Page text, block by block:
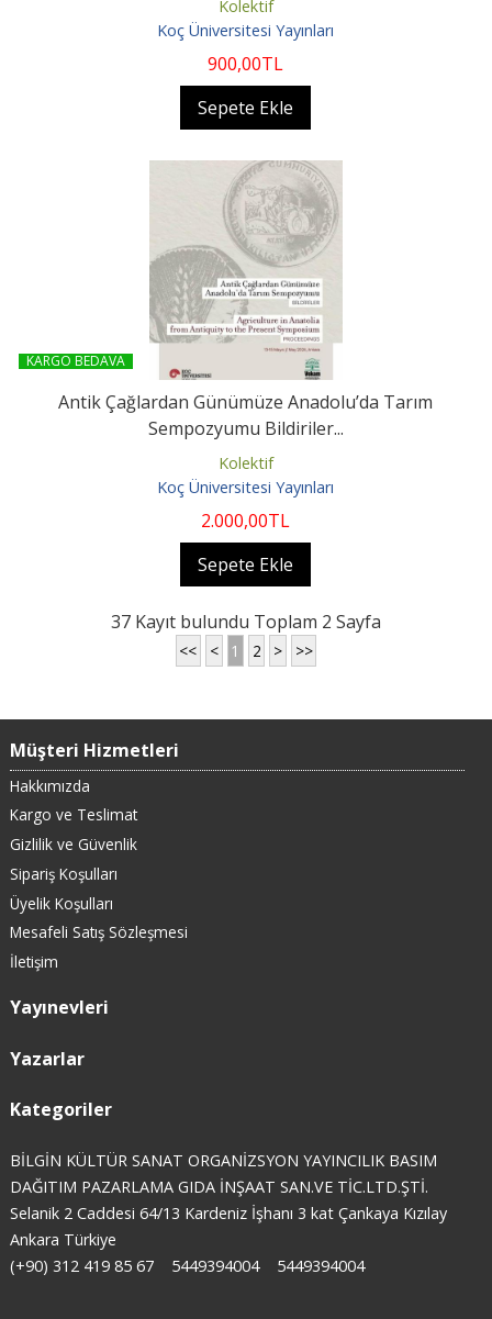
Kolektif
Koç Üniversitesi Yayınları
900,00TL
Sepete Ekle
KARGO BEDAVA
Antik Çağlardan Günümüze Anadolu’da Tarım
Sempozyumu Bildiriler...
Kolektif
Koç Üniversitesi Yayınları
2.000,00TL
Sepete Ekle
37 Kayıt bulundu Toplam 2 Sayfa
<< < 1 2 > >>
Müşteri Hizmetleri
Hakkımızda
Kargo ve Teslimat
Gizlilik ve Güvenlik
Sipariş Koşulları
Üyelik Koşulları
Mesafeli Satış Sözleşmesi
İletişim
Yayınevleri
Yazarlar
Kategoriler
BİLGİN KÜLTÜR SANAT ORGANİZSYON YAYINCILIK BASIM
DAĞITIM PAZARLAMA GIDA İNŞAAT SAN.VE TİC.LTD.ŞTİ.
Selanik 2 Caddesi 64/13 Kardeniz İşhanı 3 kat Çankaya Kızılay
Ankara Türkiye
(+90) 312 419 85 67
5449394004 5449394004